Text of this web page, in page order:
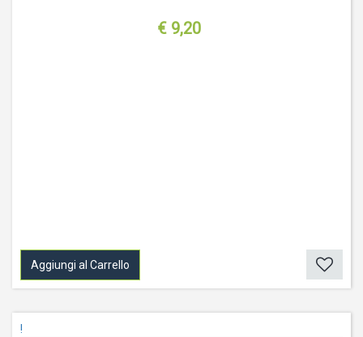
€ 9,20
Aggiungi al Carrello
!